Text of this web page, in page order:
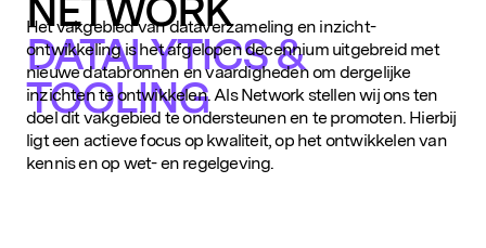
NETWORK
DATALYTICS &
TOOLING
Het vakgebied van dataverzameling en inzicht-
ontwikkeling is het afgelopen decennium uitgebreid met
nieuwe databronnen en vaardigheden om dergelijke
inzichten te ontwikkelen. Als Network stellen wij ons ten
doel dit vakgebied te ondersteunen en te promoten. Hierbij
ligt een actieve focus op kwaliteit, op het ontwikkelen van
kennis en op wet- en regelgeving.